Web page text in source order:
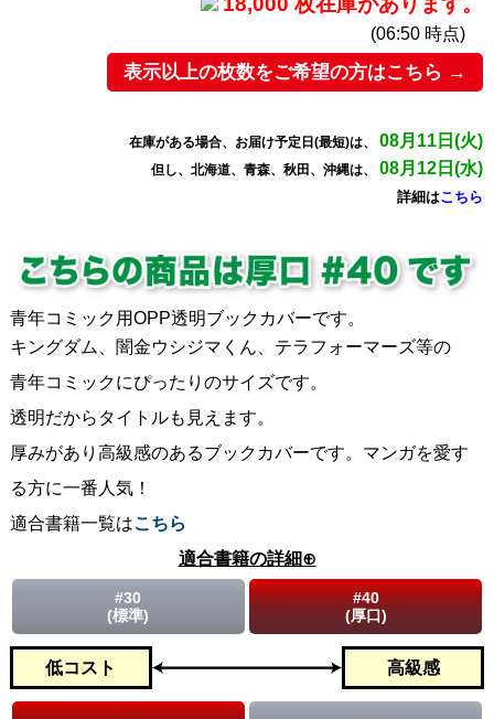
(06:50 時点)
表示以上の枚数をご希望の方はこちら →
在庫がある場合、お届け予定日(最短)は、 08月11日(火)
但し、北海道、青森、秋田、沖縄は、 08月12日(水)
詳細はこちら
青年コミック用OPP透明ブックカバーです。
キングダム、闇金ウシジマくん、テラフォーマーズ等の
青年コミックにぴったりのサイズです。
透明だからタイトルも見えます。
厚みがあり高級感のあるブックカバーです。マンガを愛す
る方に一番人気！
適合書籍一覧はこちら
適合書籍の詳細⊕
#30
(標準)
#40
(厚口)
低コスト 高級感